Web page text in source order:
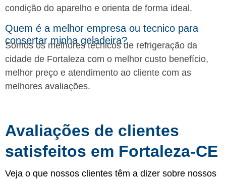
condição do aparelho e orienta de forma ideal.
Quem é a melhor empresa ou tecnico para
consertar minha geladeira?
Somos os melhores técnicos de refrigeração da
cidade de Fortaleza com o melhor custo benefício,
melhor preço e atendimento ao cliente com as
melhores avaliações.
Avaliações de clientes
satisfeitos em Fortaleza-CE
Veja o que nossos clientes têm a dizer sobre nossos